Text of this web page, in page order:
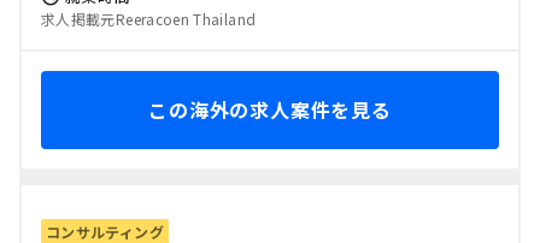
求人掲載元Reeracoen Thailand
この海外の求人案件を見る
コンサルティング